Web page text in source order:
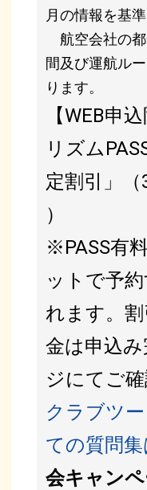
月の情報を基
航空会社の都
間及び運航ル
ります。
【WEB申
リズム
定割引」（
）
※PASS有
ットで予
れます。
金は申込
ジにてご確
クラブツ
ての質問
会キャン